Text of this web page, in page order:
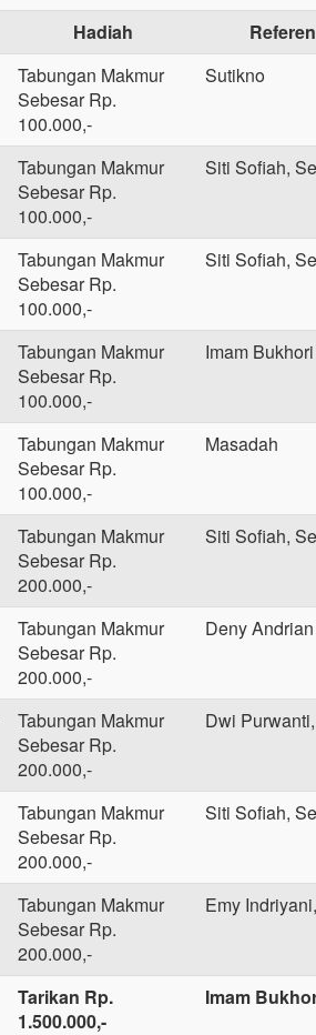
Hadiah
Tabungan Makmur
Sebesar Rp.
100.000,-
Sutikno
Tabungan Makmur
Sebesar Rp.
100.000,-
Siti Sofiah, Se
Tabungan Makmur
Sebesar Rp.
100.000,-
Siti Sofiah, Se
Tabungan Makmur
Sebesar Rp.
100.000,-
Imam Bukhori
Tabungan Makmur
Sebesar Rp.
100.000,-
Masadah
Tabungan Makmur
Sebesar Rp.
200.000,-
Siti Sofiah, Se
Tabungan Makmur
Sebesar Rp.
200.000,-
Deny Andrian
Tabungan Makmur
Sebesar Rp.
200.000,-
Dwi
Tabungan Makmur
Sebesar Rp.
200.000,-
Siti Sofiah, Se
Tabungan Makmur
Sebesar Rp.
200.000,-
Emy
Tarikan Rp.
1.500.000,-
Imam